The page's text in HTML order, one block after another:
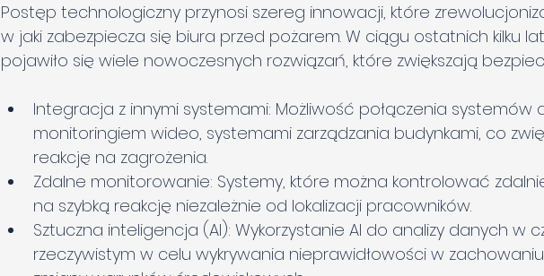
Postęp technologiczny przynosi szereg innowacji, które
w jaki zabezpiecza się biura przed pożarem. W ciągu ostatnich kilku
pojawiło się wiele nowoczesnych rozwiązań, które zwiększają
Integracja z innymi systemami: Możliwość połączenia systemów
monitoringiem wideo, systemami zarządzania budynkami, co
reakcję na zagrożenia.
Zdalne monitorowanie: Systemy, które można kontrolować
na szybką reakcję niezależnie od lokalizacji pracowników.
Sztuczna inteligencja (AI): Wykorzystanie AI do analizy danych w
rzeczywistym w celu wykrywania nieprawidłowości w